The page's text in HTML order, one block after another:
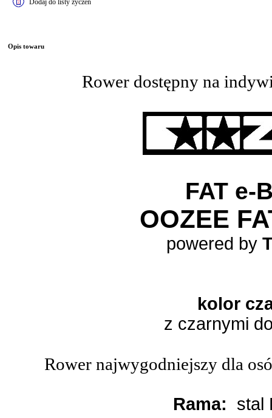
Dodaj do listy życzeń
Opis towaru
Rower dostępny na
FAT e-
OOZEE
powered by
kolor
z czarnymi
Rower najwygodniejszy dla
Rama: stal